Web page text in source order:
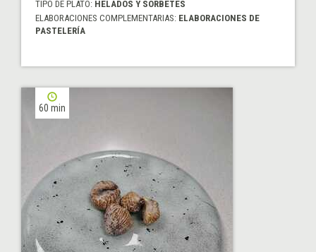
TIPO DE PLATO: HELADOS Y SORBETES
ELABORACIONES COMPLEMENTARIAS: ELABORACIONES DE
PASTELERÍA
60 min